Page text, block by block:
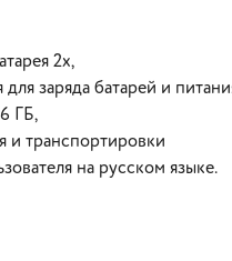
2х,
заряда батарей и
ГБ,
и транспортировки
на русском языке.